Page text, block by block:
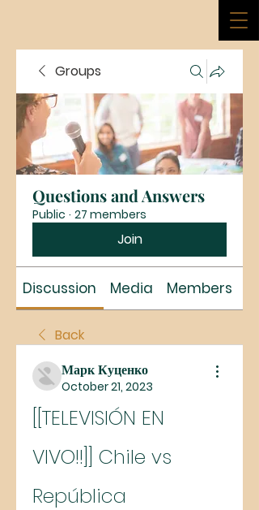
Groups
Questions and Answers
Public · 27 members
Join
Discussion Media Members
Back
Марк Куценко
October 21, 2023
[[TELEVISIÓN EN
VIVO!!]] Chile vs
República